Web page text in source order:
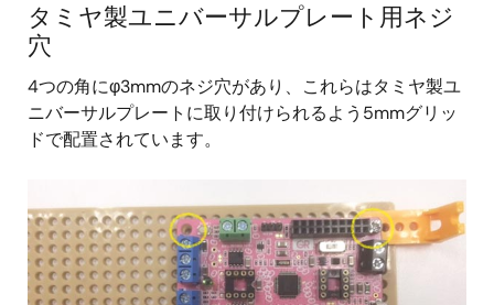
タミヤ製ユニバーサルプレート用ネジ
穴
4つの角にφ3mmのネジ穴があり、これらはタミヤ製ユ
ニバーサルプレートに取り付けられるよう5mmグリッ
ドで配置されています。